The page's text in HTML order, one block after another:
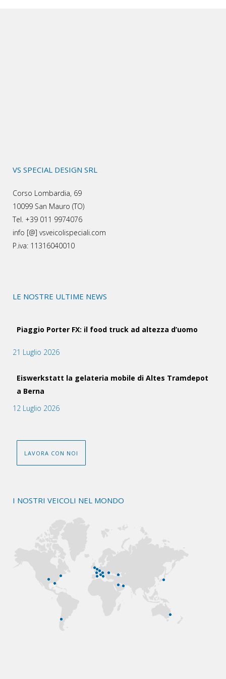
VS SPECIAL DESIGN SRL
Corso Lombardia, 69
10099 San Mauro (TO)
Tel. +39 011 9974076
info [@] vsveicolispeciali.com
P.iva: 11316040010
LE NOSTRE ULTIME NEWS
Piaggio Porter FX: il food truck ad altezza d’uomo
21 Luglio 2026
Eiswerkstatt la gelateria mobile di Altes Tramdepot
a Berna
12 Luglio 2026
LAVORA CON NOI
I NOSTRI VEICOLI NEL MONDO